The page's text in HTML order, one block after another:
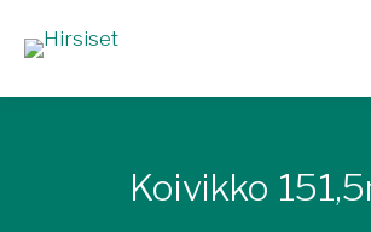
Koivikko